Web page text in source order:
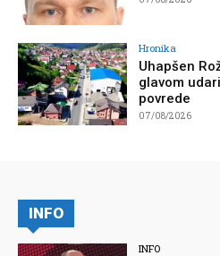
Hronika
Uhapšen
glavom
povrede
07/08/2026
INFO
INFO